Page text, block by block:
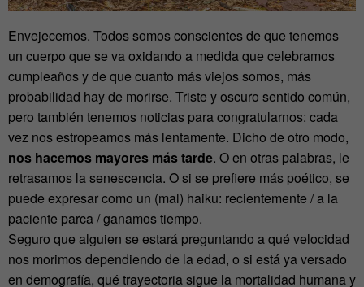
Envejecemos. Todos somos conscientes de que tenemos
un cuerpo que se va oxidando a medida que celebramos
cumpleaños y de que cuanto más viejos somos, más
probabilidad hay de morirse. Triste y oscuro sentido común,
pero también tenemos noticias para congratularnos: cada
vez nos estropeamos más lentamente. Dicho de otro modo,
nos hacemos mayores más tarde. O en otras palabras, le
retrasamos la senescencia. O si se prefiere más poético, se
puede expresar como un (mal) haiku: recientemente / a la
paciente parca / ganamos tiempo.
Seguro que alguien se estará preguntando a qué velocidad
nos morimos dependiendo de la edad, o si está ya versado
en demografía, qué trayectoria sigue la mortalidad humana y